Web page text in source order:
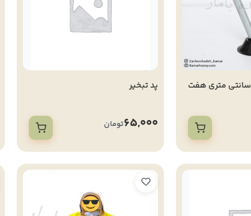
پایه کندو کوتاه 27سانتی متری هفت
پد تبخیر
65,000تومان